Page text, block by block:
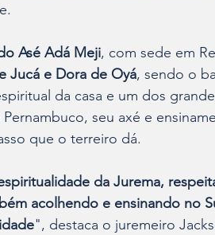
Asé Adá Meji, com sede em
Jucá e Dora de Oyá, sendo o
da casa e um dos
seu axé e
que o terreiro dá.
da Jurema,
acolhendo e ensinando no
", destaca o juremeiro